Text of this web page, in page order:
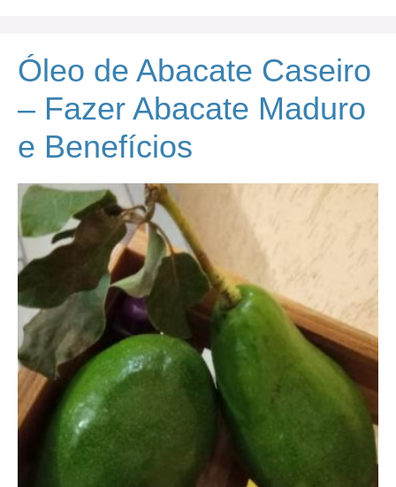
Óleo de Abacate Caseiro
– Fazer Abacate Maduro
e Benefícios